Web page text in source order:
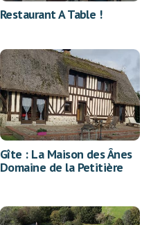
Restaurant A Table !
Gîte : La Maison des Ânes
Domaine de la Petitière